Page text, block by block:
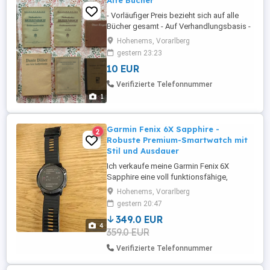
1
- Vorläufiger Preis bezieht sich auf alle
Bücher gesamt - Auf Verhandlungsbasis -
sowohl einzeln als auch mehrere -
Unverbindliche Begutachtung ist möglich
nach Terminvereinbarung - Versand ist
möglich gegen Vorabüberweisung (kein
PayPal) - es fallen Versandkosten an
Hohenems, Vorarlberg
gestern 23:23
10 EUR
Verifizierte Telefonnummer
4
2
Garmin Fenix 6X Sapphire -
Robuste Premium-Smartwatch mit
Stil und Ausdauer
Ich verkaufe meine Garmin Fenix 6X
Sapphire eine voll funktionsfähige,
zuverlässige Multisportuhr in einem sehr
guten Zustand. Die Uhr überzeugt durch
ihr kratzfestes Saphirglas, ein großes
1,4"-Display und bis zu 21 Tage
Akkulaufzeit im Smartwatch-Modus. Ideal
für Sportler, Outdoor-Fans und
Technikbegeisterte: Mit ...
Hohenems, Vorarlberg
gestern 20:47
349.0 EUR
359.0 EUR
Verifizierte Telefonnummer